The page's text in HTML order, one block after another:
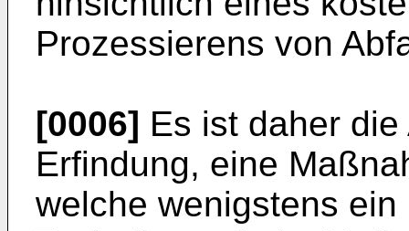
Prozessierens von
[0006] Es ist daher
Erfindung, eine
welche wenigstens